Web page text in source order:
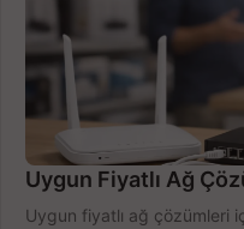
Uygun Fiyatlı Ağ
Uygun fiyatlı ağ çözümleri